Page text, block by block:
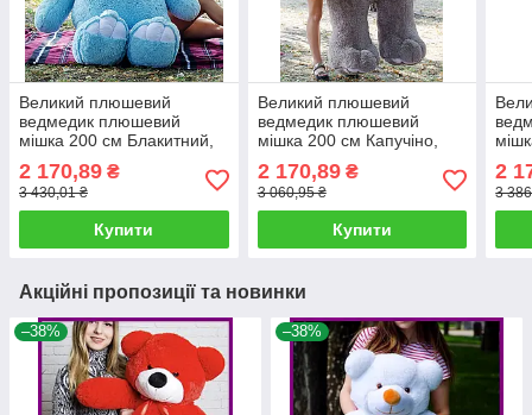
Великий плюшевий
ведмедик плюшевий
мішка 200 см Блакитний,
Ведмедики 2 метри,
подарунок для дівчини на
день народження
2 170,89 ₴
3 430,01 ₴
Купити
Великий плюшевий
ведмедик плюшевий
мішка 200 см Капучіно,
Ведмедики 2 метри,
подарунок для дівчини на
день народження
2 170,89₴
3 060,95 ₴
Купити
2
3
Акційні пропозиції та новинки
–38% –38%